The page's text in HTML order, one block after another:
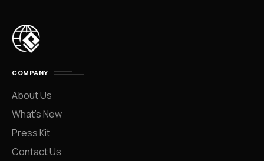
COMPANY
About Us
What’s New
Press Kit
Contact Us